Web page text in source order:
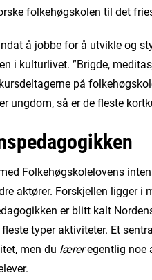
folkehøgskolen til det
å jobbe for å utvikle og
i kulturlivet. ”Brigde,
på
ungdom, så er de fleste
Folkehøgskolelovens
aktører. Forskjellen ligger i
er blitt kalt
typer aktiviteter. Et
men du læreregentlig noe